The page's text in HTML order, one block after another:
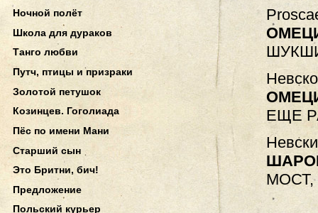
ЕЩЕ
Ночной полёт
Школа для дураков
Танго любви
Путч, птицы и призраки
Золотой петушок
Козинцев. Гоголиада
Пёс по имени Мани
Старший сын
Это Бритни, бич!
Предложение
Польский курьер